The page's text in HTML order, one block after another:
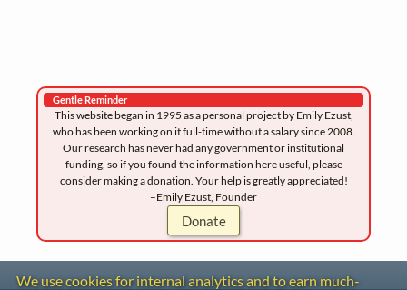
Gentle Reminder
This website began in 1995 as a personal project by Emily Ezust,
who has been working on it full-time without a salary since 2008.
Our research has never had any government or institutional
funding, so if you found the information here useful, please
consider making a donation. Your help is greatly appreciated!
–Emily Ezust, Founder
Donate
We use cookies for internal analytics and to earn much-